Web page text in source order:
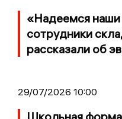
«Надеемся
сотрудники
рассказали об
29/07/2026 10:00